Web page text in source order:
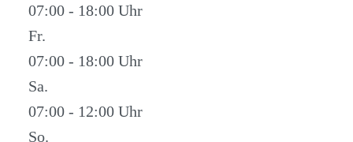
07:00 - 18:00
Fr.
07:00 - 18:00
Sa.
07:00 - 12:00
So.